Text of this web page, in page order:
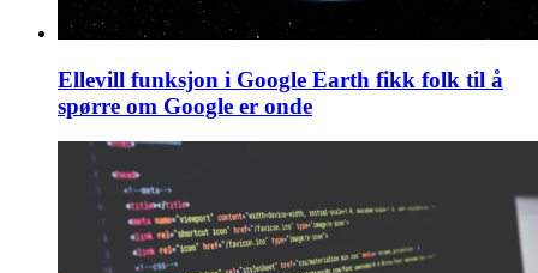
Ellevill funksjon i Google Earth fikk folk til å
spørre om Google er onde